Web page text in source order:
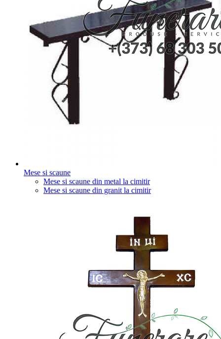
Mese si scaune
Mese si scaune din metal la cimitir
Mese si scaune din granit la cimitir